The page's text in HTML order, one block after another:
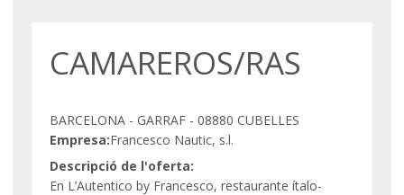
CAMAREROS/RAS
BARCELONA - GARRAF - 08880 CUBELLES
Empresa:Francesco Nautic, s.l.
Descripció de l'oferta:
En L’Autentico by Francesco, restaurante ítalo-